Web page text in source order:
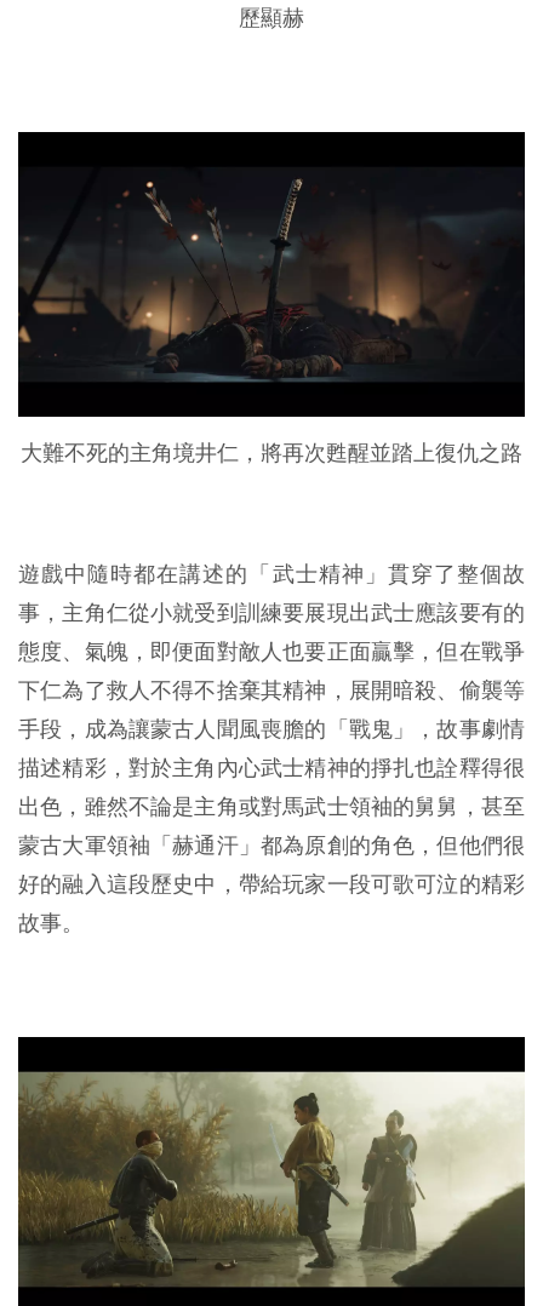
歷顯赫
大難不死的主角境井仁，將再次甦醒並踏上復仇之路
遊戲中隨時都在講述的「武士精神」貫穿了整個故
事，主角仁從小就受到訓練要展現出武士應該要有的
態度、氣魄，即便面對敵人也要正面贏擊，但在戰爭
下仁為了救人不得不捨棄其精神，展開暗殺、偷襲等
手段，成為讓蒙古人聞風喪膽的「戰鬼」，故事劇情
描述精彩，對於主角內心武士精神的掙扎也詮釋得很
出色，雖然不論是主角或對馬武士領袖的舅舅，甚至
蒙古大軍領袖「赫通汗」都為原創的角色，但他們很
好的融入這段歷史中，帶給玩家一段可歌可泣的精彩
故事。